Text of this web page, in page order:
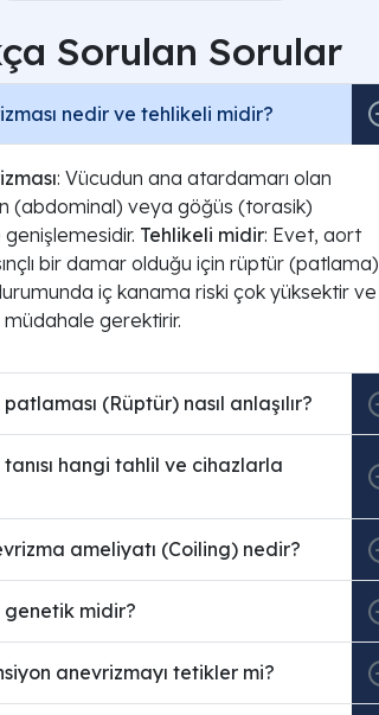
Sorulan Sorular
nedir ve tehlikeli midir?
: Vücudun ana atardamarı olan
(abdominal) veya göğüs (torasik)
Tehlikeli midir: Evet, aort
bir damar olduğu için rüptür (patlama)
iç kanama riski çok yüksektir ve
gerektirir.
(Rüptür) nasıl anlaşılır?
hangi tahlil ve cihazlarla
ameliyatı (Coiling) nedir?
genetik midir?
anevrizmayı tetikler mi?